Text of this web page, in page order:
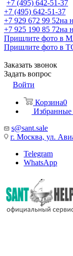
+7 (495) 642-51-37
+7 (495) 642-51-37
+7 929 672 99 52на
+7 925 190 85 72на
Пришлите фото в
Пришлите фото в
Заказать звонок
Задать вопрос
Войти
Корзина0
Избранные
s@sant.sale
г. Москва, ул.
Telegram
WhatsApp